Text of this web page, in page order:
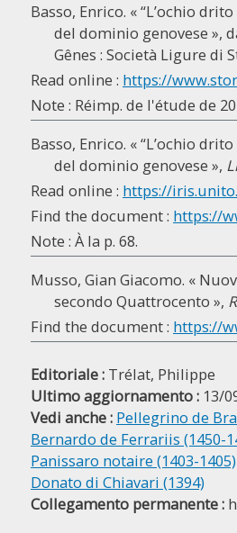
Basso, Enrico. « “L’ochio
del dominio genovese »,
Gênes : Società Ligure di
Read online : https://
Note : Réimp. de l'étude de
Basso, Enrico. « “L’ochio
del dominio genovese »,
Read online : https://
Find the document : https://
Note : À la p. 68.
Musso, Gian Giacomo. «
secondo Quattrocento »,
Find the document : https://
Editoriale : Trélat, Philippe
Ultimo aggiornamento : 13/
Vedi anche : Pellegrino de
Bernardo de Ferrariis (1450-
Panissaro notaire (1403-1405)
Donato di Chiavari (1394)
Collegamento permanente :